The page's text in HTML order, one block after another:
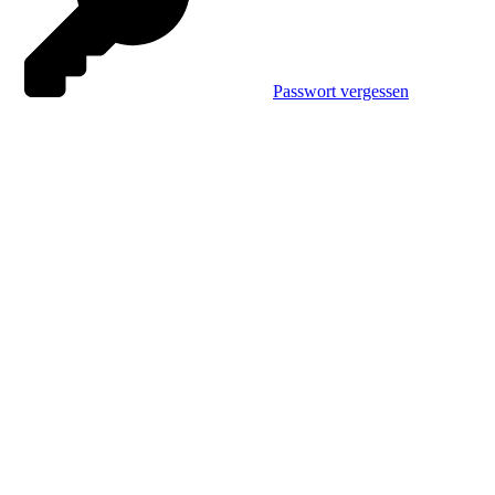
Passwort vergessen